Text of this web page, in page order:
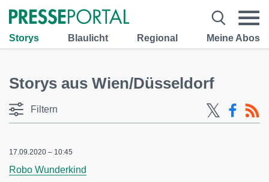
Storys Blaulicht Regional Meine Abos
Storys aus Wien/Düsseldorf
Filtern
17.09.2020 – 10:45
Robo Wunderkind